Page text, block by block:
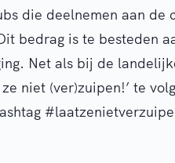
die deelnemen aan de
bedrag is te besteden
Net als bij de
niet (ver)zuipen!’ te